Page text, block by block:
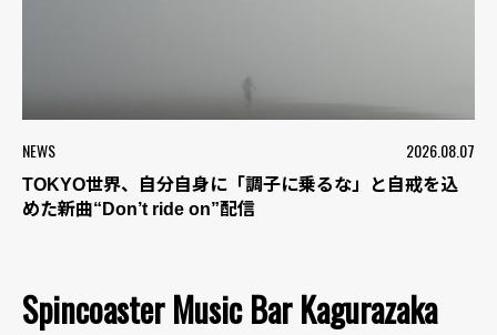
NEWS 2026.08.07
TOKYO世界、自分自身に「調子に乗るな」と自戒を込
めた新曲“Don’t ride on”配信
Spincoaster Music Bar Kagurazaka